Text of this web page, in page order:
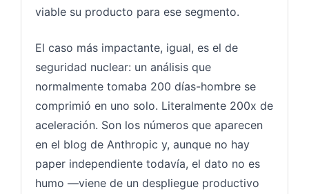
viable su producto para ese segmento.
El caso más impactante, igual, es el de
seguridad nuclear: un análisis que
normalmente tomaba 200 días-hombre se
comprimió en uno solo. Literalmente 200x de
aceleración. Son los números que aparecen
en el blog de Anthropic y, aunque no hay
paper independiente todavía, el dato no es
humo —viene de un despliegue productivo